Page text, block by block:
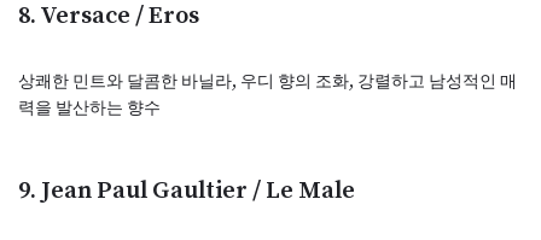
8. Versace / Eros
상쾌한 민트와 달콤한 바닐라, 우디 향의 조화, 강렬하고 남성적인 매
력을 발산하는 향수
9. Jean Paul Gaultier / Le Male